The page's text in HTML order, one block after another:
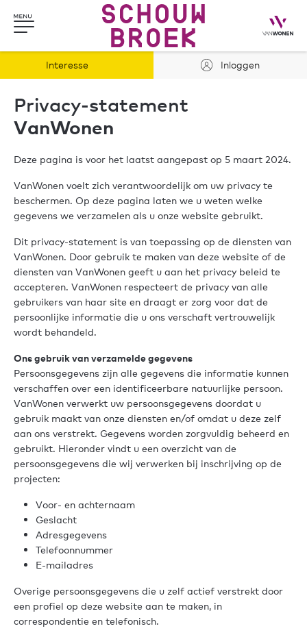
Interesse Inloggen
Privacy-statement
VanWonen
Deze pagina is voor het laatst aangepast op 5 maart 2024.
VanWonen voelt zich verantwoordelijk om uw privacy te
beschermen. Op deze pagina laten we u weten welke
gegevens we verzamelen als u onze website gebruikt.
Dit privacy-statement is van toepassing op de diensten van
VanWonen. Door gebruik te maken van deze website of de
diensten van VanWonen geeft u aan het privacy beleid te
accepteren. VanWonen respecteert de privacy van alle
gebruikers van haar site en draagt er zorg voor dat de
persoonlijke informatie die u ons verschaft vertrouwelijk
wordt behandeld.
Ons gebruik van verzamelde gegevens
Persoonsgegevens zijn alle gegevens die informatie kunnen
verschaffen over een identificeerbare natuurlijke persoon.
VanWonen verwerkt uw persoonsgegevens doordat u
gebruik maakt van onze diensten en/of omdat u deze zelf
aan ons verstrekt. Gegevens worden zorgvuldig beheerd en
gebruikt. Hieronder vindt u een overzicht van de
persoonsgegevens die wij verwerken bij inschrijving op de
projecten:
Voor- en achternaam
Geslacht
Adresgegevens
Telefoonnummer
E-mailadres
Overige persoonsgegevens die u zelf actief verstrekt door
een profiel op deze website aan te maken, in
correspondentie en telefonisch.